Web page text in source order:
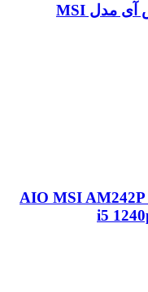
کامپیوتر همه کاره 27 اینچی ام اس آی مدل MSI
کامپیوتر همه کاره ام اس آی مدل AIO MSI AM242P
i5